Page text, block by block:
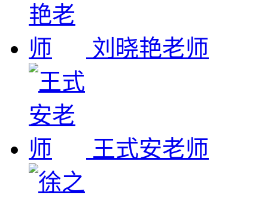
刘晓艳老师
王式安老师